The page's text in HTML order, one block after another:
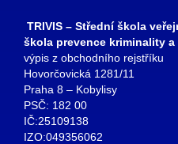
TRIVIS – Střední škola
škola prevence kriminality a
výpis z obchodního rejstříku
Hovorčovická 1281/11
Praha 8 – Kobylisy
PSČ: 182 00
IČ:25109138
IZO:049356062